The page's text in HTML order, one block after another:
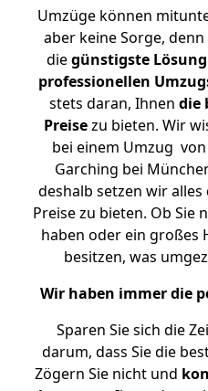
Umzüge können
aber keine Sorge,
diegünstigste Lösung
professionellen
stets daran, Ihnen die
Preisezu bieten. Wir
bei einem Umzug
Garching bei
deshalb setzen wir
Preise zu bieten. Ob Sie
haben oder ein großes
besitzen, was
Wir haben immer die
Sparen Sie sich die
darum, dass Sie die
Zögern Sie nicht und